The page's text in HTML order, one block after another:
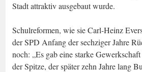
Stadt attraktiv ausgebaut wurde.
Schulreformen, wie sie Carl-Heinz
der SPD Anfang der sechziger Jahre
noch: „Es gab eine starke
der Spitze, der später zehn Jahre lang